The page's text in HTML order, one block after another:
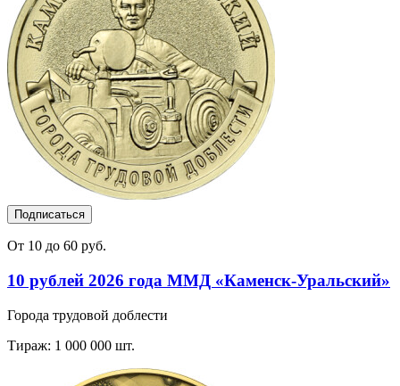
Подписаться
От 10 до 60 руб.
10 рублей 2026 года ММД «Каменск-Уральский»
Города трудовой доблести
Тираж: 1 000 000 шт.